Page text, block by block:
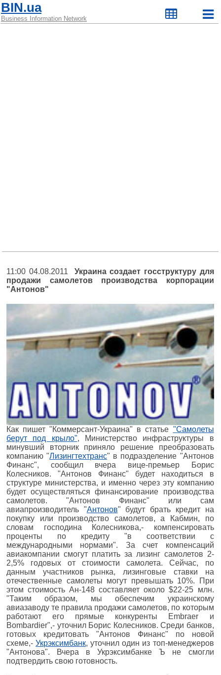
BIN.ua
Business Information Network
11:00 04.08.2011 Украина создает госструктуру для
продажи самолетов производства корпорации
"Антонов"
Как пишет "Коммерсант-Украина" в статье "Самолеты
берут под крыло", Министерство инфраструктуры в
минувший вторник приняло решение преобразовать
компанию "Лизингтехтранс" в подразделение "Антонов
Финанс", сообщил вчера вице-премьер Борис
Колесников. "Антонов Финанс" будет находиться в
структуре министерства, и именно через эту компанию
будет осуществляться финансирование производства
самолетов. "Антонов Финанс" или сам
авиапроизводитель "Антонов" будут брать кредит на
покупку или производство самолетов, а Кабмин, по
словам господина Колесникова,- компенсировать
проценты по кредиту "в соответствии с
международными нормами". За счет компенсаций
авиакомпании смогут платить за лизинг самолетов 2-
2,5% годовых от стоимости самолета. Сейчас, по
данным участников рынка, лизинговые ставки на
отечественные самолеты могут превышать 10%. При
этом стоимость Ан-148 составляет около $22-25 млн.
"Таким образом, мы обеспечим украинскому
авиазаводу те правила продажи самолетов, по которым
работают его прямые конкуренты Embraer и
Bombardier",- уточнил Борис Колесников. Среди банков,
готовых кредитовать "Антонов Финанс" по новой
схеме,-Укрэксимбанк, уточнил один из топ-менеджеров
"Антонова". Вчера в Укрэксимбанке Ъ не смогли
подтвердить свою готовность.